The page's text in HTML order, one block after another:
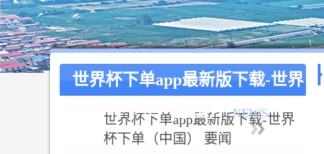
世界杯下单app最新版下载-世界
杯下单（中国） NEWS
世界杯下单app最新版下载-世界
杯下单（中国） 要闻